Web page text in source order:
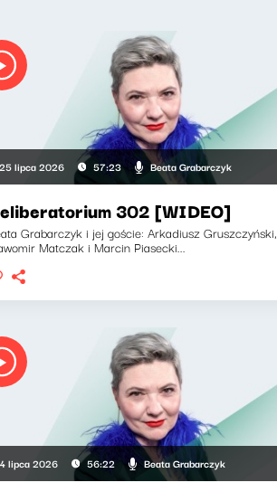
25 lipca 2026 57:23 Beata Grabarczyk
302 [WIDEO]
Grabarczyk i jej goście: Arkadiusz Gruszczyński,
Matczak i Marcin Piasecki...
4 lipca 2026 56:22 Beata Grabarczyk